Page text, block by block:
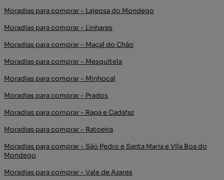
Moradias para comprar - Lajeosa do Mondego
Moradias para comprar - Linhares
Moradias para comprar - Maçal do Chão
Moradias para comprar - Mesquitela
Moradias para comprar - Minhocal
Moradias para comprar - Prados
Moradias para comprar - Rapa e Cadafaz
Moradias para comprar - Ratoeira
Moradias para comprar - São Pedro e Santa Maria e Vila Boa do
Mondego
Moradias para comprar - Vale de Azares